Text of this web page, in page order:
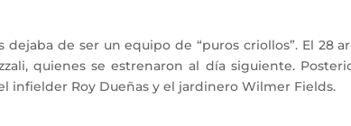
de ser un equipo de “puros criollos”. El 28
quienes se estrenaron al día siguiente.
infielder Roy Dueñas y el jardinero Wilmer Fields.